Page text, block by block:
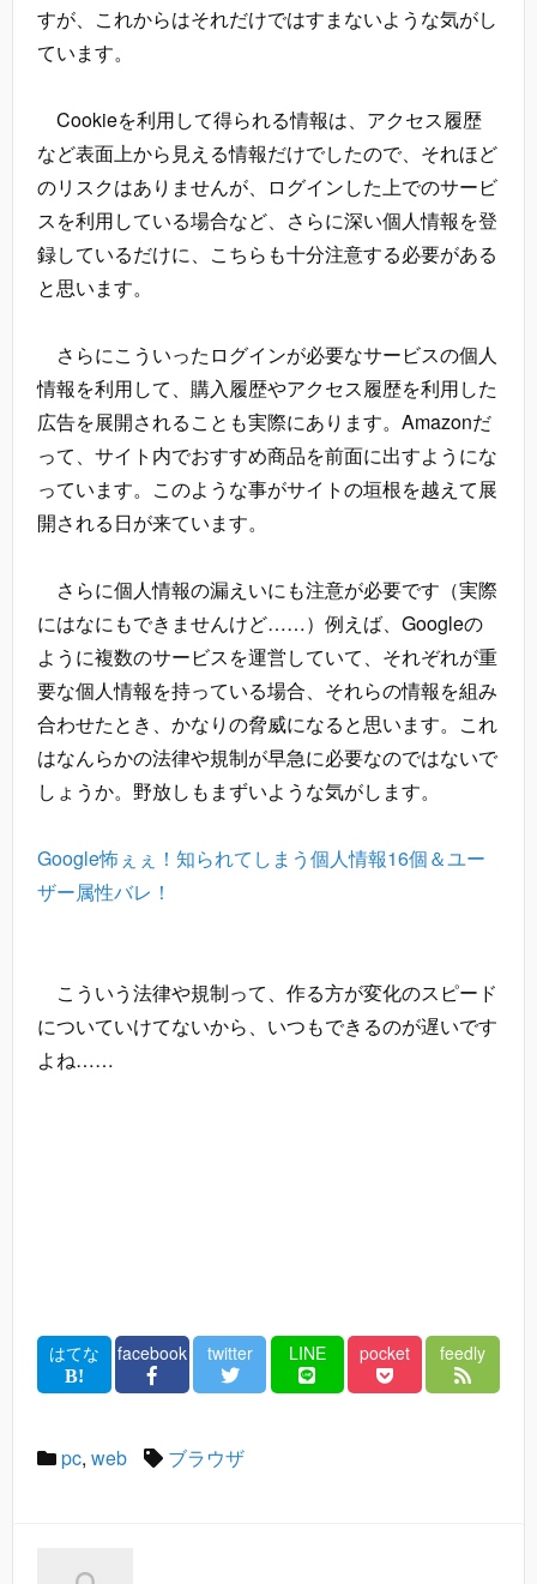
すが、これからはそれだけではすまないような気がし
ています。
Cookieを利用して得られる情報は、アクセス履歴
など表面上から見える情報だけでしたので、それほど
のリスクはありませんが、ログインした上でのサービ
スを利用している場合など、さらに深い個人情報を登
録しているだけに、こちらも十分注意する必要がある
と思います。
さらにこういったログインが必要なサービスの個人
情報を利用して、購入履歴やアクセス履歴を利用した
広告を展開されることも実際にあります。Amazonだ
って、サイト内でおすすめ商品を前面に出すようにな
っています。このような事がサイトの垣根を越えて展
開される日が来ています。
さらに個人情報の漏えいにも注意が必要です（実際
にはなにもできませんけど……）例えば、Googleの
ように複数のサービスを運営していて、それぞれが重
要な個人情報を持っている場合、それらの情報を組み
合わせたとき、かなりの脅威になると思います。これ
はなんらかの法律や規制が早急に必要なのではないで
しょうか。野放しもまずいような気がします。
Google怖ぇぇ！知られてしまう個人情報16個＆ユー
ザー属性バレ！
こういう法律や規制って、作る方が変化のスピード
についていけてないから、いつもできるのが遅いです
よね……
はてな facebook twitter LINE pocket feedly
pc, web ブラウザ